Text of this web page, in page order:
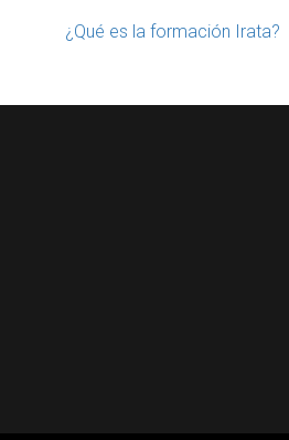
¿Qué es la formación Irata?